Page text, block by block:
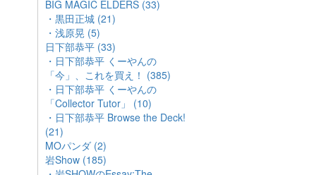
BIG MAGIC ELDERS (33)
・黒田正城 (21)
・浅原晃 (5)
日下部恭平 (33)
・日下部恭平 くーやんの
「今」、これを買え！ (385)
・日下部恭平 くーやんの
「Collector Tutor」 (10)
・日下部恭平 Browse the Deck!
(21)
MOパンダ (2)
岩Show (185)